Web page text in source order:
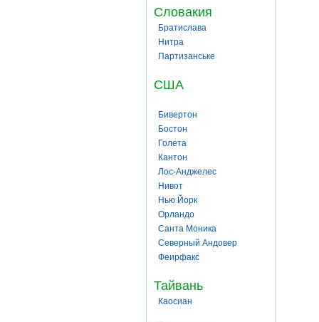
Словакия
Братислава
Нитра
Партизанське
США
Бивертон
Бостон
Голета
Кантон
Лос-Анджелес
Нивот
Нью Йорк
Орландо
Санта Моника
Северный Андовер
Феирфакс
Тайвань
Каосиан